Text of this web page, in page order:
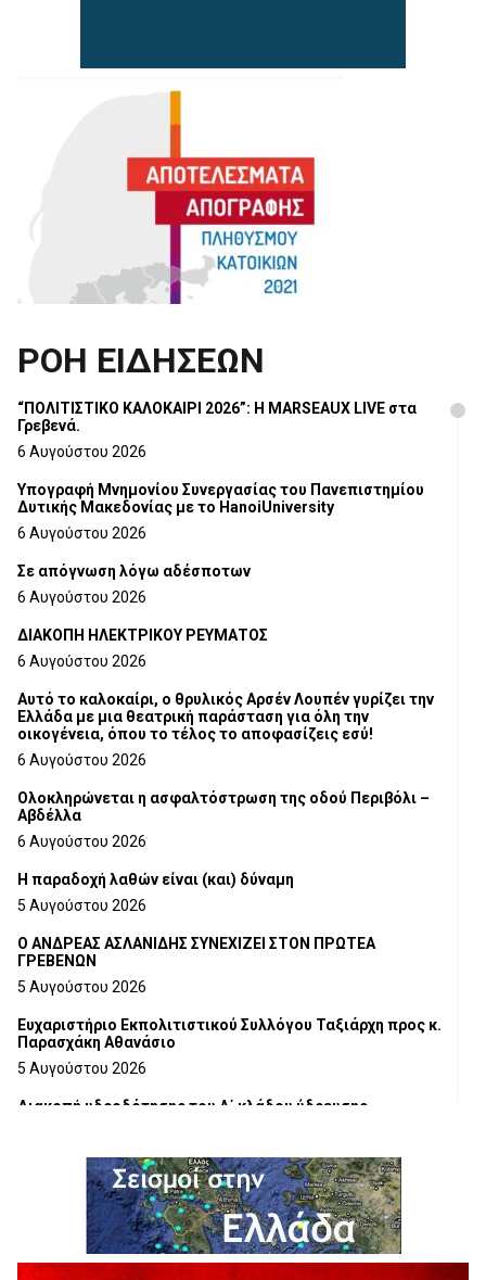
ΡΟΗ ΕΙΔΗΣΕΩΝ
“ΠΟΛΙΤΙΣΤΙΚΟ ΚΑΛΟΚΑΙΡΙ 2026”: Η MARSEAUX LIVE στα
Γρεβενά.
6 Αυγούστου 2026
Υπογραφή Μνημονίου Συνεργασίας του Πανεπιστημίου
Δυτικής Μακεδονίας με το HanoiUniversity
6 Αυγούστου 2026
Σε απόγνωση λόγω αδέσποτων
6 Αυγούστου 2026
ΔΙΑΚΟΠΗ ΗΛΕΚΤΡΙΚΟΥ ΡΕΥΜΑΤΟΣ
6 Αυγούστου 2026
Αυτό το καλοκαίρι, ο θρυλικός Αρσέν Λουπέν γυρίζει την
Ελλάδα με μια θεατρική παράσταση για όλη την
οικογένεια, όπου το τέλος το αποφασίζεις εσύ!
6 Αυγούστου 2026
Ολοκληρώνεται η ασφαλτόστρωση της οδού Περιβόλι –
Αβδέλλα
6 Αυγούστου 2026
H παραδοχή λαθών είναι (και) δύναμη
5 Αυγούστου 2026
Ο ΑΝΔΡΕΑΣ ΑΣΛΑΝΙΔΗΣ ΣΥΝΕΧΙΖΕΙ ΣΤΟΝ ΠΡΩΤΕΑ
ΓΡΕΒΕΝΩΝ
5 Αυγούστου 2026
Ευχαριστήριο Εκπολιτιστικού Συλλόγου Ταξιάρχη προς κ.
Παρασχάκη Αθανάσιο
5 Αυγούστου 2026
Διακοπή υδροδότησης του Α΄ κλάδου ύδρευσης
Η Marseaux στα Γρεβενά για μια μοναδική συναυλία
5 Αυγούστου 2026
Θερινό Σινεμά στο πλαίσιο του «Πολιτιστικού
Καλοκαιριού 2026» με την βραβευμένη ταινία «Μικρές
Ανάσες».